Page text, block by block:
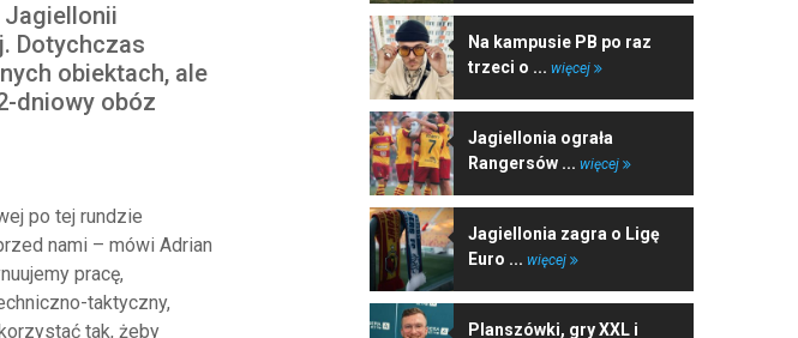
Dotychczas
obiektach, ale
dniowy obóz
po tej rundzie
nami – mówi Adrian
pracę,
taktyczny,
tak, żeby
Na kampusie PB po raz
trzeci o ... więcej
Jagiellonia ograła
Rangersów ... więcej
Jagiellonia zagra o Ligę
Euro ... więcej
Planszówki, gry XXL i